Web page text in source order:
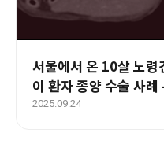
서울에서 온 10살 노령
이 환자 종양 수술 사
에스동물병원
2025.09.24